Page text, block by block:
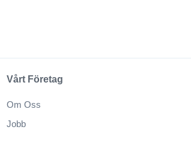
Vårt Företag
Om Oss
Jobb